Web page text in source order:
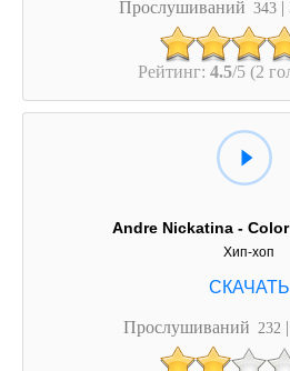
Прослушиваний 343 |
Рейтинг: 4.5/5 (2
Andre Nickatina -
Хип-хоп
Прослушиваний 232